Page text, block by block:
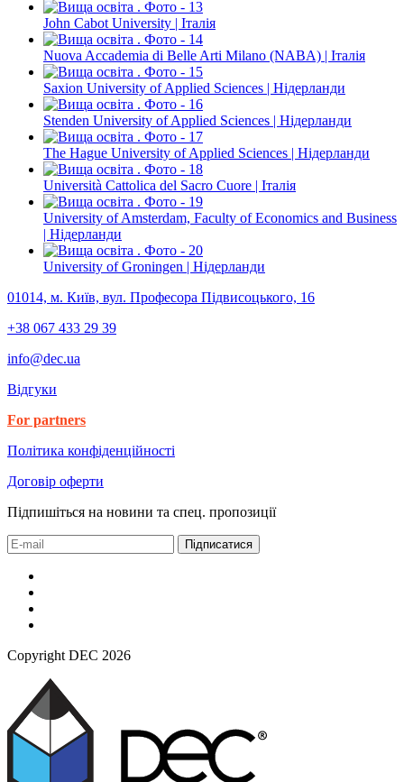
John Cabot University | Італія
Nuova Accademia di Belle Arti Milano (NABA) | Італія
Saxion University of Applied Sciences | Нідерланди
Stenden University of Applied Sciences | Нідерланди
The Hague University of Applied Sciences | Нідерланди
Università Cattolica del Sacro Cuore | Італія
University of Amsterdam, Faculty of Economics and Business
| Нідерланди
University of Groningen | Нідерланди
01014, м. Київ, вул. Професора Підвисоцького, 16
+38 067 433 29 39
info@dec.ua
Відгуки
For partners
Політика конфіденційності
Договір оферти
Підпишіться на новини та спец. пропозиції
Підписатися
Copyright DEC 2026